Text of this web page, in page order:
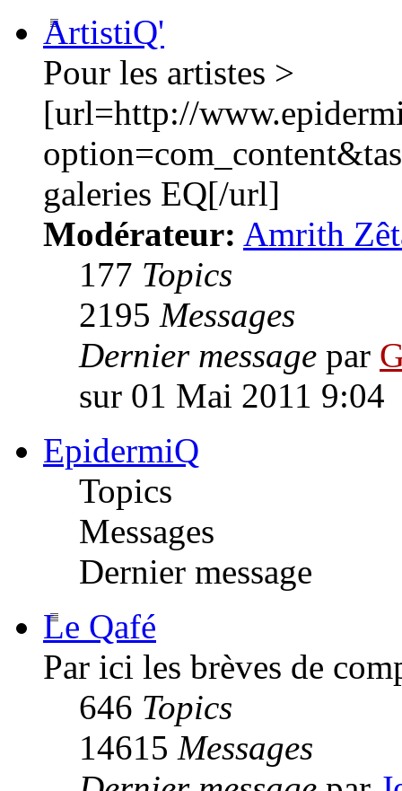
ArtistiQ'
Pour les artistes >
[url=http://
galeries EQ[/url]
Modérateur: Amrith
177 Topics
2195 Messages
Dernier message par
sur 01 Mai 2011 9:04
EpidermiQ
Topics
Messages
Dernier message
Le Qafé
Par ici les brèves de
646 Topics
14615 Messages